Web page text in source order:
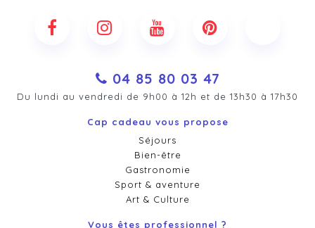
04 85 80 03 47
Du lundi au vendredi de 9h00 à 12h et de 13h30 à 17h30
Cap cadeau vous propose
Séjours
Bien-être
Gastronomie
Sport & aventure
Art & Culture
Vous êtes professionnel ?